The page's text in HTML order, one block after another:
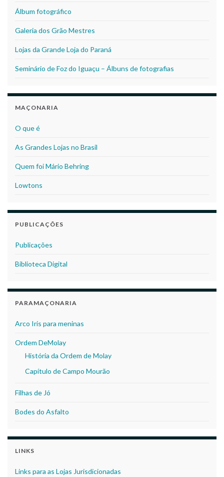
Álbum fotográfico
Galeria dos Grão Mestres
Lojas da Grande Loja do Paraná
Seminário de Foz do Iguaçu – Álbuns de fotografias
MAÇONARIA
O que é
As Grandes Lojas no Brasil
Quem foi Mário Behring
Lowtons
PUBLICAÇÕES
Publicações
Biblioteca Digital
PARAMAÇONARIA
Arco Iris para meninas
Ordem DeMolay
História da Ordem de Molay
Capítulo de Campo Mourão
Filhas de Jó
Bodes do Asfalto
LINKS
Links para as Lojas Jurisdicionadas